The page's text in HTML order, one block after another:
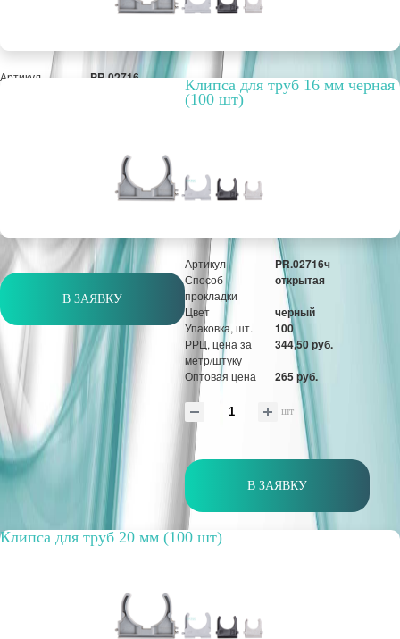
Артикул PR.02716
344,50 руб.
265 руб.
В ЗАЯВКУ
Клипса для труб 16 мм черная
(100 шт)
Артикул PR.02716ч
Способ
прокладки
открытая
Цвет черный
Упаковка, шт. 100
РРЦ, цена за
метр/штуку
344,50 руб.
Оптовая цена 265 руб.
шт
В ЗАЯВКУ
Клипса для труб 20 мм (100 шт)